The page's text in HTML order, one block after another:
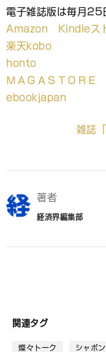
電子雑誌版は毎月25
Amazon Kindleス
楽天kobo
honto
ＭＡＧＡＳＴＯＲＥ
ebookjapan
雑誌
著者
経済界編集部
関連タグ
燦々トーク シャボ